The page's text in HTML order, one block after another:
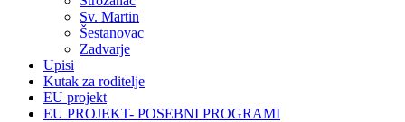
Sv. Martin
Šestanovac
Zadvarje
Upisi
Kutak za roditelje
EU projekt
EU PROJEKT- POSEBNI PROGRAMI